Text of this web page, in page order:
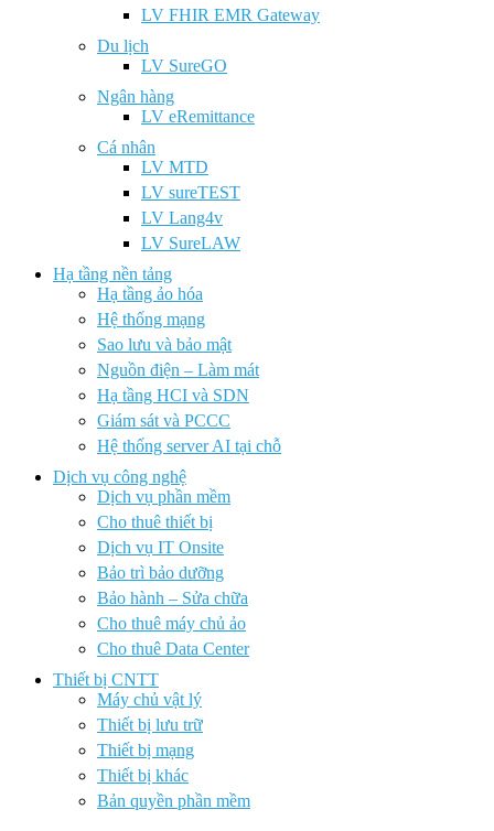
LV FHIR EMR Gateway
Du lịch
LV SureGO
Ngân hàng
LV eRemittance
Cá nhân
LV MTD
LV sureTEST
LV Lang4v
LV SureLAW
Hạ tầng nền tảng
Hạ tầng ảo hóa
Hệ thống mạng
Sao lưu và bảo mật
Nguồn điện – Làm mát
Hạ tầng HCI và SDN
Giám sát và PCCC
Hệ thống server AI tại chỗ
Dịch vụ công nghệ
Dịch vụ phần mềm
Cho thuê thiết bị
Dịch vụ IT Onsite
Bảo trì bảo dưỡng
Bảo hành – Sửa chữa
Cho thuê máy chủ ảo
Cho thuê Data Center
Thiết bị CNTT
Máy chủ vật lý
Thiết bị lưu trữ
Thiết bị mạng
Thiết bị khác
Bản quyền phần mềm